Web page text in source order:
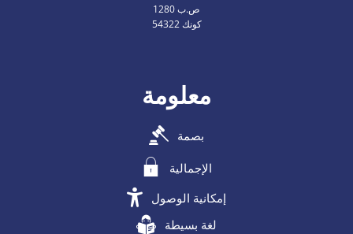
ص.ب 1280
54322 كونك
معلومة
بصمة
الإجمالية
إمكانية الوصول
لغة بسيطة